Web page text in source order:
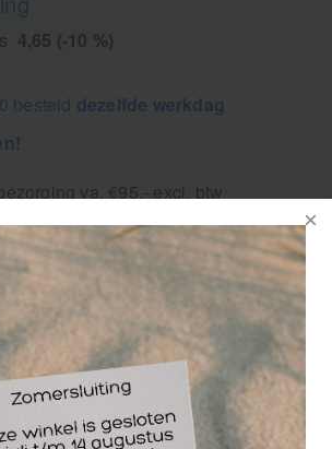
4,65 (-10 %)
besteld dezelfde werkdag
va. €95,- excl. btw
retourgarantie
paramedisch specialist